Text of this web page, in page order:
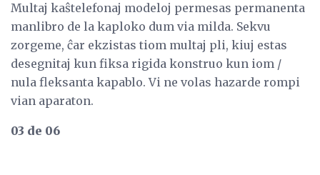
Multaj kaŝtelefonaj modeloj permesas permanenta
manlibro de la kaploko dum via milda. Sekvu
zorgeme, ĉar ekzistas tiom multaj pli, kiuj estas
desegnitaj kun fiksa rigida konstruo kun iom /
nula fleksanta kapablo. Vi ne volas hazarde rompi
vian aparaton.
03 de 06